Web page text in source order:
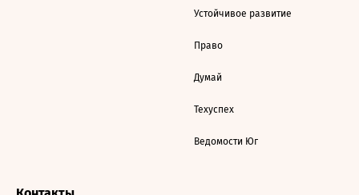
Устойчивое развитие
Право
Думай
Техуспех
Ведомости Юг